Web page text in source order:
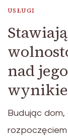
USŁUGI
nad
Budując